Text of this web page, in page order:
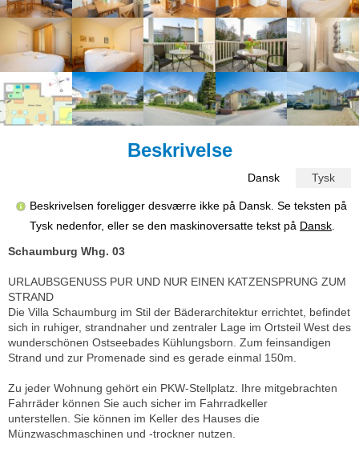
Beskrivelse
Dansk Tysk
Beskrivelsen foreligger desværre ikke på Dansk. Se teksten på
Tysk nedenfor, eller se den maskinoversatte tekst på Dansk
Schaumburg Whg. 03
URLAUBSGENUSS PUR UND NUR EINEN KATZENSPRUNG ZUM
STRAND
Die Villa Schaumburg im Stil der Bäderarchitektur errichtet, befindet
sich in ruhiger, strandnaher und zentraler Lage im Ortsteil West des
wunderschönen Ostseebades Kühlungsborn. Zum feinsandigen
Strand und zur Promenade sind es gerade einmal 150m.
Zu jeder Wohnung gehört ein PKW-Stellplatz. Ihre mitgebrachten
Fahrräder können Sie auch sicher im Fahrradkeller
unterstellen. Sie können im Keller des Hauses die
Münzwaschmaschinen und -trockner nutzen.